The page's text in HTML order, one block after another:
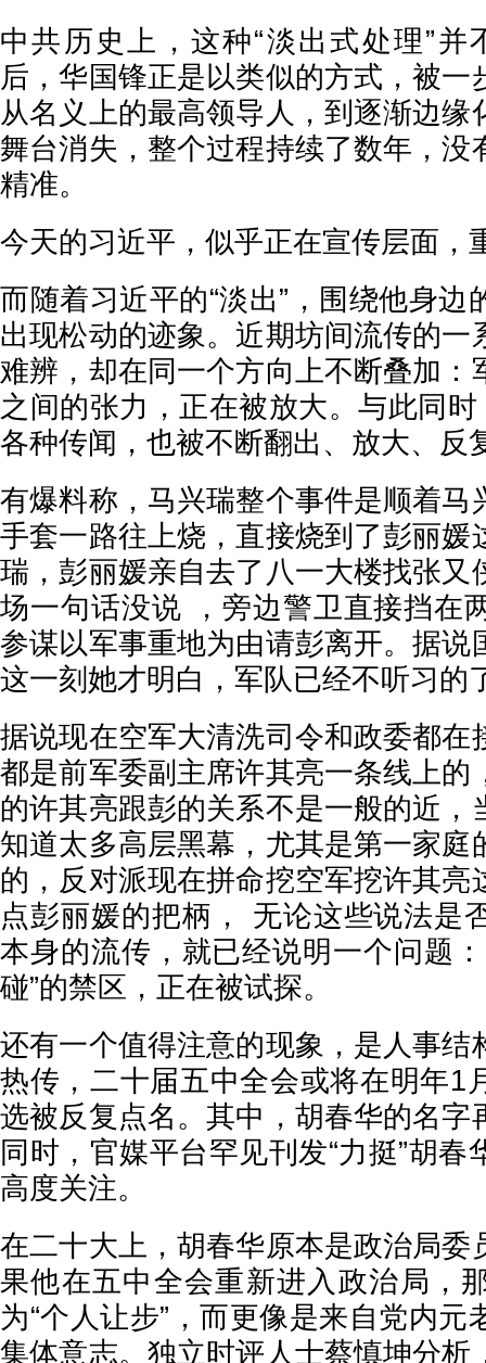
中共历史上，这种“淡出式处理”并
后，华国锋正是以类似的方式，被一
从名义上的最高领导人，到逐渐边缘
舞台消失，整个过程持续了数年，没
精准。
今天的习近平，似乎正在宣传层面，
而随着习近平的“淡出”，围绕他身边
出现松动的迹象。近期坊间流传的一
难辨，却在同一个方向上不断叠加：
之间的张力，正在被放大。与此同时
各种传闻，也被不断翻出、放大、反
有爆料称，马兴瑞整个事件是顺着马
手套一路往上烧，直接烧到了彭丽媛
瑞，彭丽媛亲自去了八一大楼找张又
场一句话没说 ，旁边警卫直接挡在
参谋以军事重地为由请彭离开。据说
这一刻她才明白，军队已经不听习的
据说现在空军大清洗司令和政委都在
都是前军委副主席许其亮一条线上的
的许其亮跟彭的关系不是一般的近，
知道太多高层黑幕，尤其是第一家庭
的，反对派现在拼命挖空军挖许其亮
点彭丽媛的把柄， 无论这些说法是
本身的流传，就已经说明一个问题
碰”的禁区，正在被试探。
还有一个值得注意的现象，是人事结
热传，二十届五中全会或将在明年1
选被反复点名。其中，胡春华的名字
同时，官媒平台罕见刊发“力挺”胡
高度关注。
在二十大上，胡春华原本是政治局委
果他在五中全会重新进入政治局，
为“个人让步”，而更像是来自党内元
集体意志。独立时评人士蔡慎坤分析